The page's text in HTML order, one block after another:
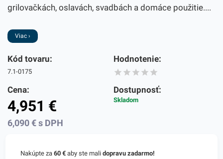
grilovačkách, oslavách, svadbách a domáce použitie....
Viac ›
Kód tovaru:
7.1-0175
Hodnotenie:
Cena:
4,951 €
6,090€ s DPH
Dostupnosť:
Skladom
Nakúpte za60 € aby ste malidopravu zadarmo!